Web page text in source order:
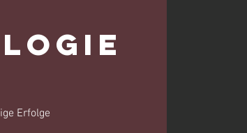
Erfolge